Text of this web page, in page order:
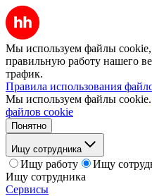
Мы используем файлы cookie,
правильную работу нашего
трафик.
Правила использования
Мы используем файлы cookie.
файлов cookie
Понятно
Ищу сотрудника
Ищу работу
Ищу
Ищу сотрудника
Сервисы